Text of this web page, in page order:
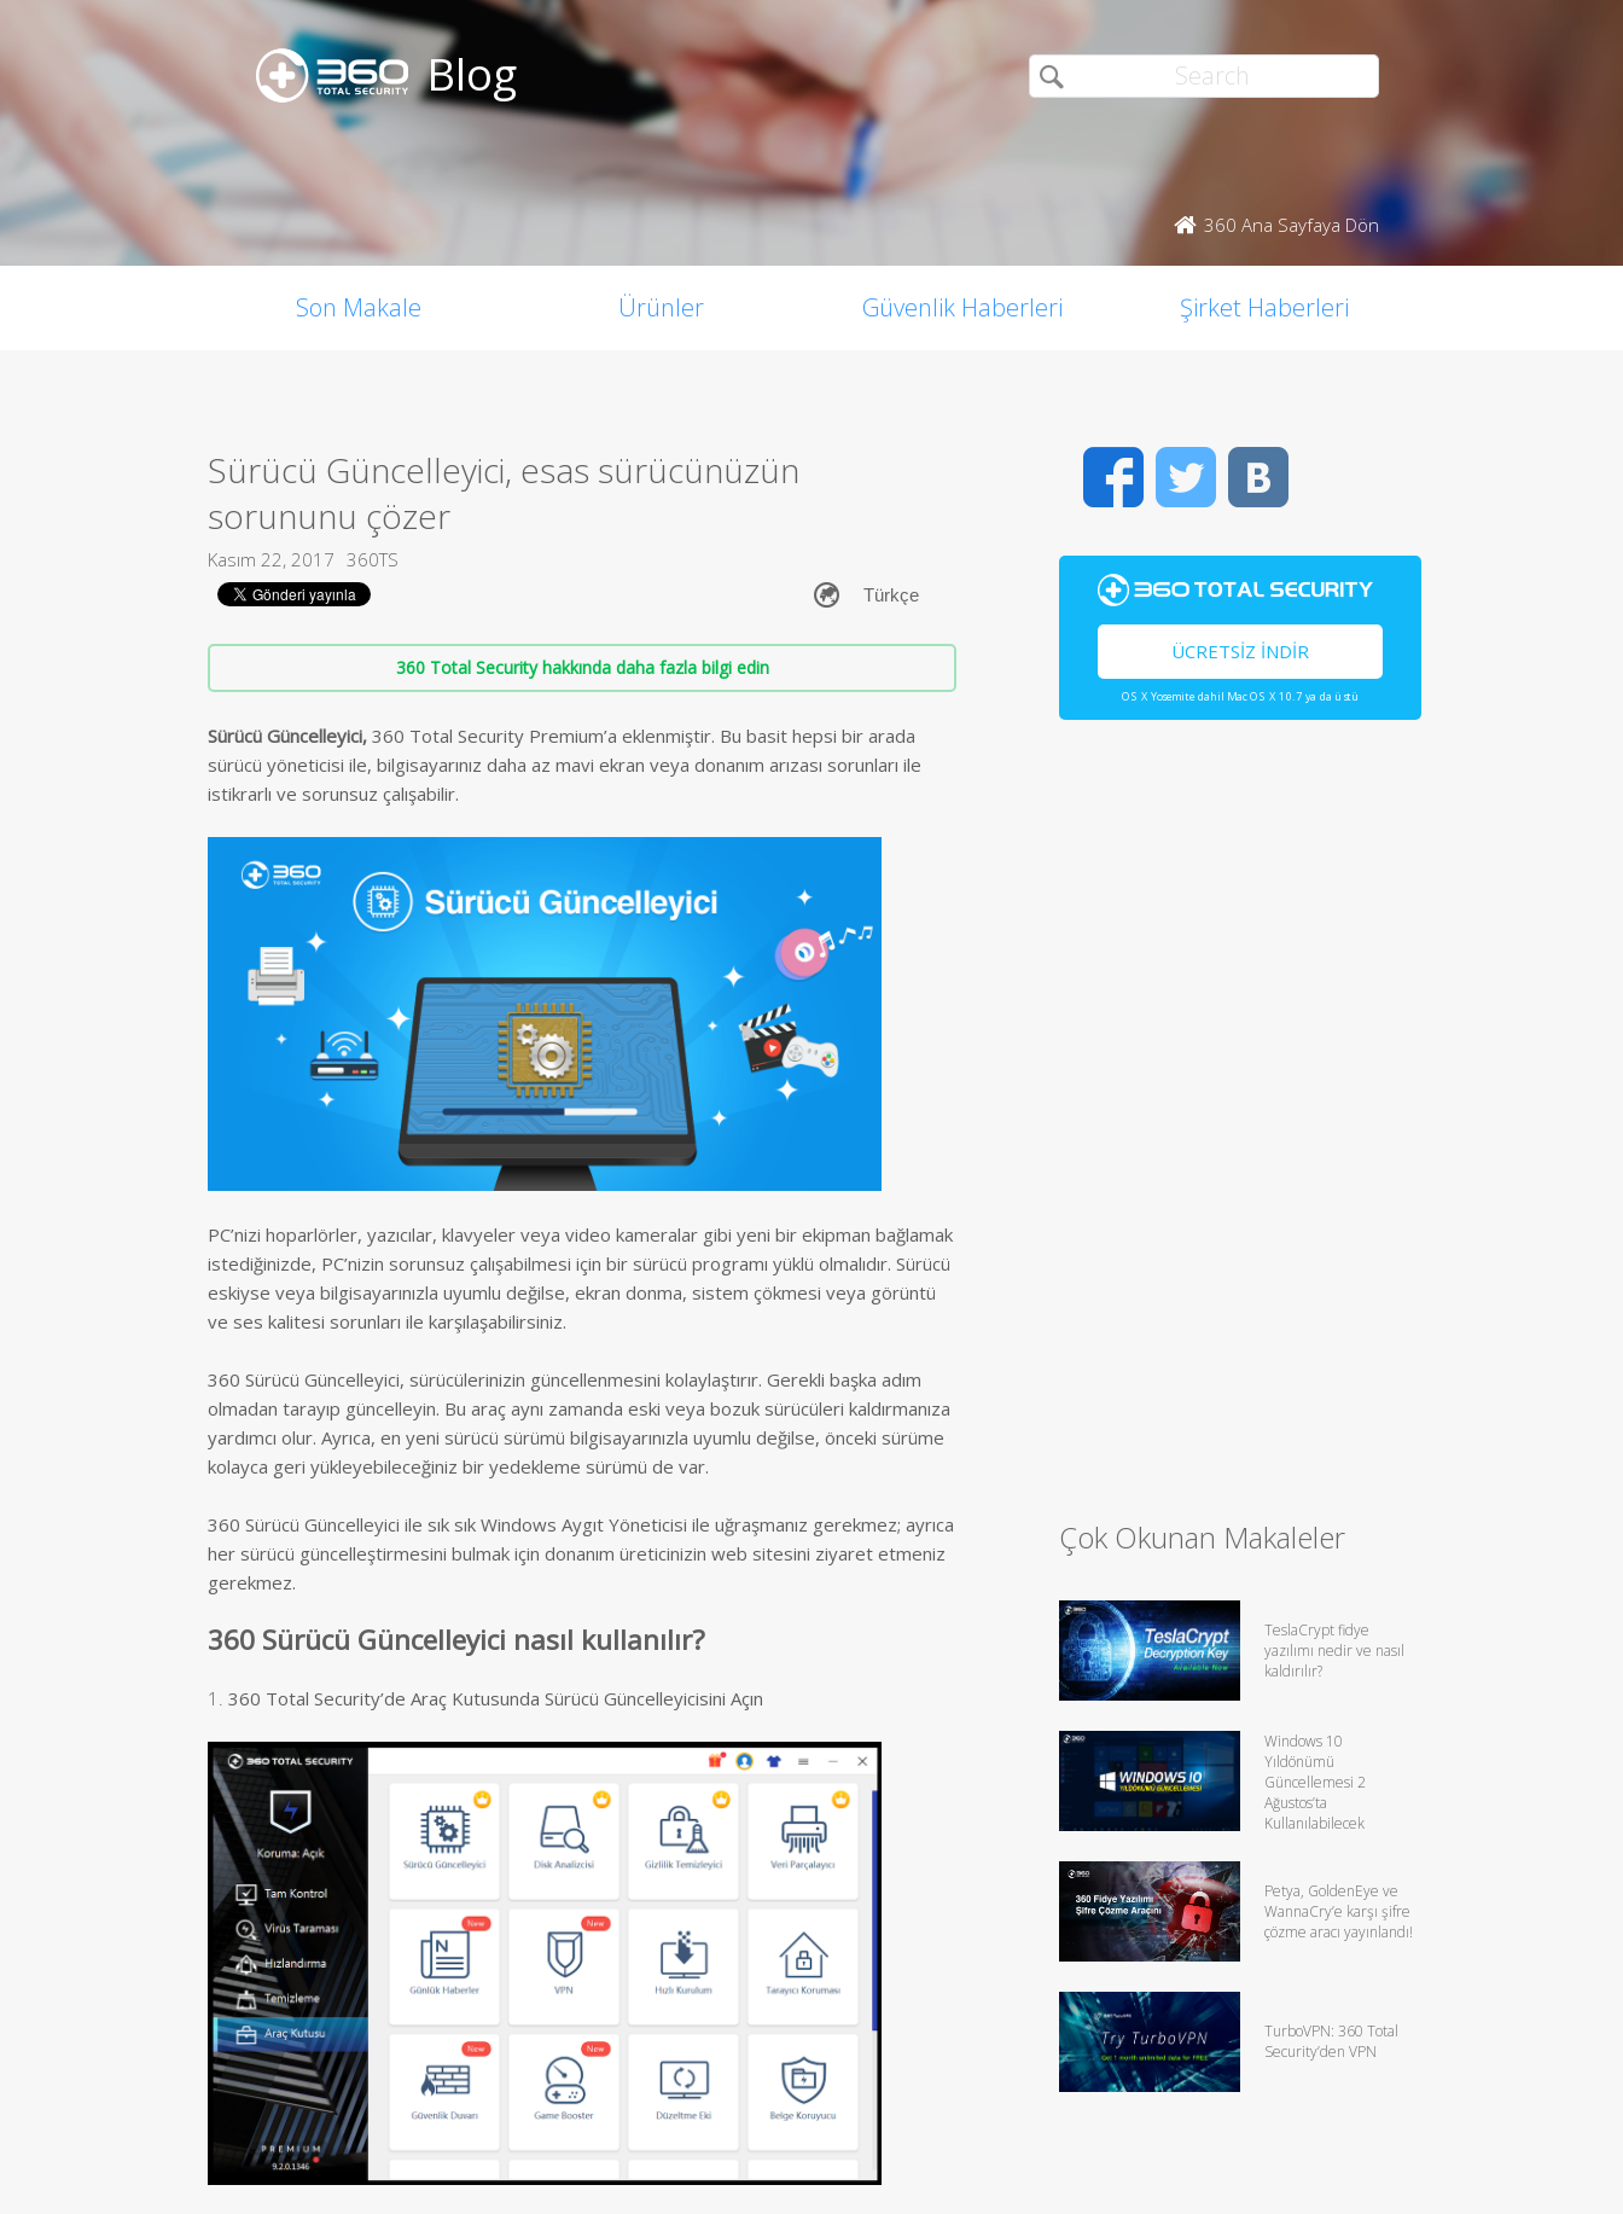
Blog
360 Ana Sayfaya Dön
Son Makale Ürünler Güvenlik Haberleri Şirket Haberleri
Sürücü Güncelleyici, esas sürücünüzün
sorununu çözer
Kasım 22, 2017 360TS
360 Total Security hakkında daha fazla bilgi edin
Sürücü Güncelleyici, 360 Total Security Premium’a eklenmiştir. Bu basit hepsi bir arada
sürücü yöneticisi ile, bilgisayarınız daha az mavi ekran veya donanım arızası sorunları ile
istikrarlı ve sorunsuz çalışabilir.
PC’nizi hoparlörler, yazıcılar, klavyeler veya video kameralar gibi yeni bir ekipman bağlamak
istediğinizde, PC’nizin sorunsuz çalışabilmesi için bir sürücü programı yüklü olmalıdır. Sürücü
eskiyse veya bilgisayarınızla uyumlu değilse, ekran donma, sistem çökmesi veya görüntü
ve ses kalitesi sorunları ile karşılaşabilirsiniz.
360 Sürücü Güncelleyici, sürücülerinizin güncellenmesini kolaylaştırır. Gerekli başka adım
olmadan tarayıp güncelleyin. Bu araç aynı zamanda eski veya bozuk sürücüleri kaldırmanıza
yardımcı olur. Ayrıca, en yeni sürücü sürümü bilgisayarınızla uyumlu değilse, önceki sürüme
kolayca geri yükleyebileceğiniz bir yedekleme sürümü de var.
360 Sürücü Güncelleyici ile sık sık Windows Aygıt Yöneticisi ile uğraşmanız gerekmez; ayrıca
her sürücü güncelleştirmesini bulmak için donanım üreticinizin web sitesini ziyaret etmeniz
gerekmez.
360 Sürücü Güncelleyici nasıl kullanılır?
1. 360 Total Security’de Araç Kutusunda Sürücü Güncelleyicisini Açın
FacebookTwitter
ÜCRETSIZ İNDIR
OS X Yosemite dahil Mac OS X 10.7 ya da üstü
Çok Okunan Makaleler
TeslaCrypt fidye
yazılımı nedir ve nasıl
kaldırılır?
Windows 10
Yıldönümü
Güncellemesi 2
Ağustos’ta
Kullanılabilecek
Petya, GoldenEye ve
WannaCry’e karşı şifre
çözme aracı yayınlandı!
TurboVPN: 360 Total
Security’den VPN